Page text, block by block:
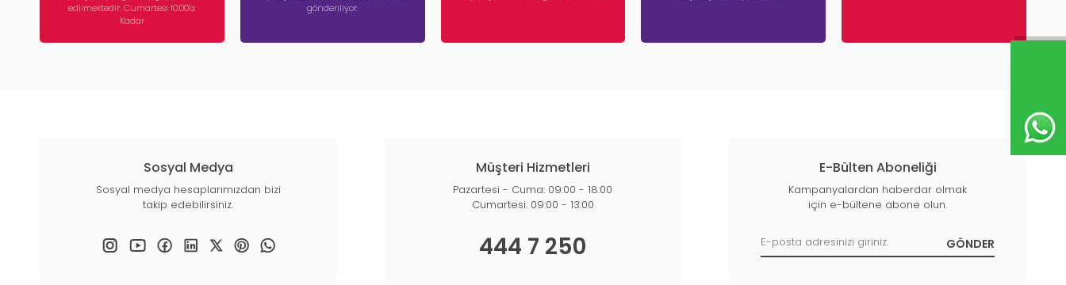
edilmektedir. Cumartesi 10:00'a
Kadar
gönderiliyor.
Sosyal Medya
Sosyal medya hesaplarımızdan bizi
takip edebilirsiniz.
Müşteri Hizmetleri
Pazartesi - Cuma: 09:00 - 18:00
Cumartesi: 09:00 - 13:00
444 7 250
E-Bülten Aboneliği
Kampanyalardan haberdar olmak
için e-bültene abone olun.